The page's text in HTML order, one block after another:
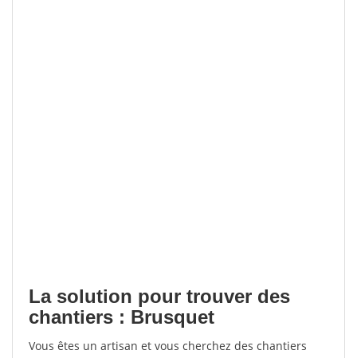
La solution pour trouver des
chantiers : Brusquet
Vous êtes un artisan et vous cherchez des chantiers